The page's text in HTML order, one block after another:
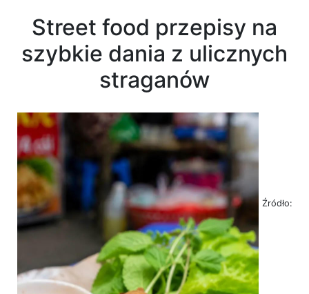
Street food przepisy na
szybkie dania z ulicznych
straganów
Źródło: